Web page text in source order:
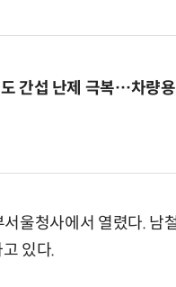
간섭 난제 극복…차량용
울청사에서 열렸다. 남
있다.